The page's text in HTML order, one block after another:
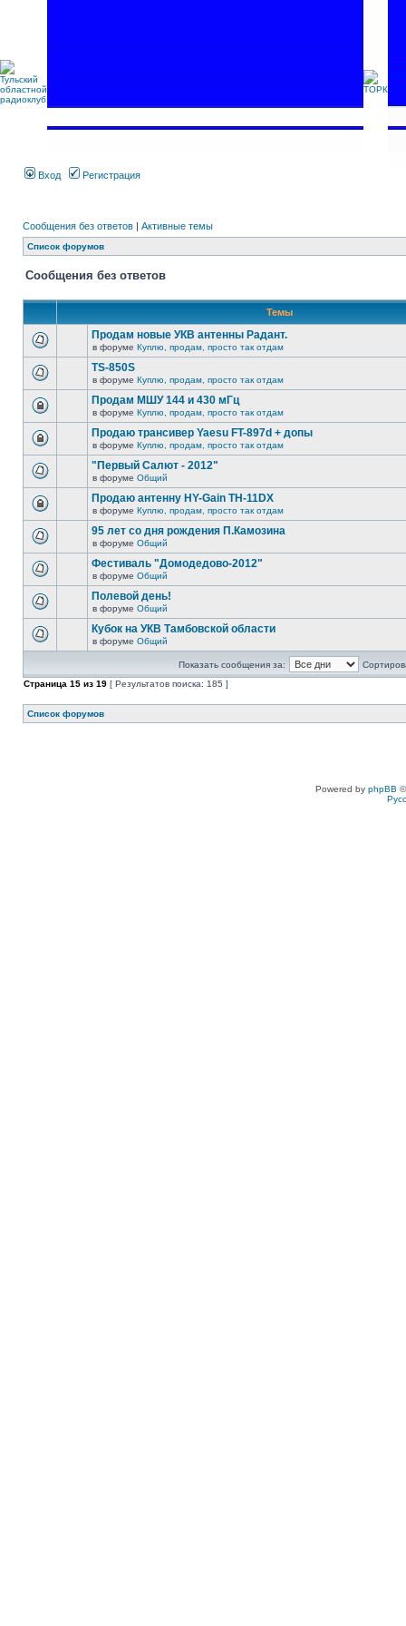
Вход Регистрация
Сообщения без ответов | Активные темы
Список форумов
Сообщения без ответов
Темы
Продам новые УКВ антенны Радант.
в форуме Куплю, продам, просто так отдам
TS-850S
в форуме Куплю, продам, просто так отдам
Продам МШУ 144 и 430 мГц
в форуме Куплю, продам, просто так отдам
Продаю трансивер Yaesu FT-897d + допы
в форуме Куплю, продам, просто так отдам
"Первый Салют - 2012"
в форуме Общий
Продаю антенну HY-Gain TH-11DX
в форуме Куплю, продам, просто так отдам
95 лет со дня рождения П.Камозина
в форуме Общий
Фестиваль "Домодедово-2012"
в форуме Общий
Полевой день!
в форуме Общий
Кубок на УКВ Тамбовской области
в форуме Общий
Показать сообщения за:
Страница 15 из 19 [ Результатов поиска: 185 ]
Список форумов
Powered by phpBB